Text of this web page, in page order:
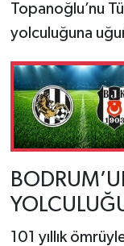
Topanoğlu’nu
yolculuğuna
101 yıllık